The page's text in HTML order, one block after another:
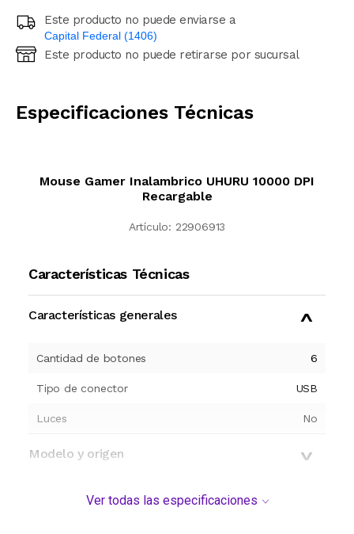
Este producto no puede enviarse a
Capital Federal (1406)
Ingresá código postal (sólo números)
Este producto no puede retirarse por sucursal
Especificaciones Técnicas
Mouse Gamer Inalambrico UHURU 10000 DPI
Recargable
Artículo: 22906913
Características Técnicas
Características generales
Cantidad de botones 6
Tipo de conector USB
Luces No
Modelo y origen
Ver todas las especificaciones